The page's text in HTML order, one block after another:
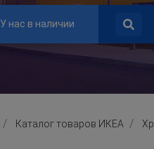
У нас в наличии
Каталог товаров ИКЕА